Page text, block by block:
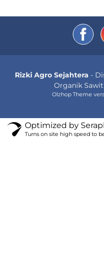
Rizki Agro Sejahtera -
Organik
Olzhop Theme
Optimized by
Turns on site high speed to